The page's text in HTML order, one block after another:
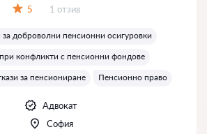
5 Отзиви:
1 отзив
за доброволни пенсионни осигуровки
конфликти с пенсионни фондове
за пенсиониране
Пенсионно право
Адвокат
София